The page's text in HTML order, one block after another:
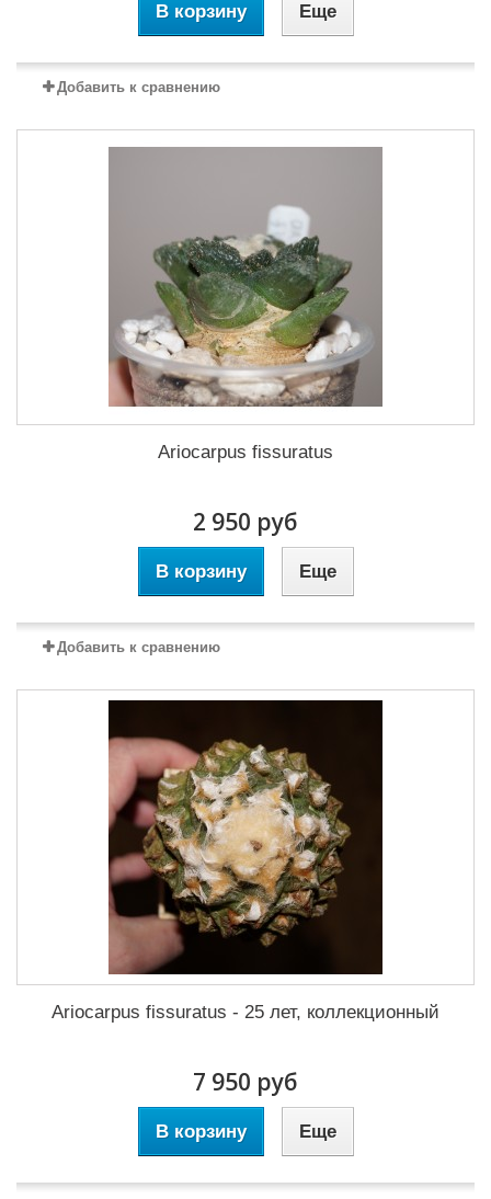
В корзину Еще
Добавить к сравнению
Ariocarpus fissuratus
2 950 руб
В корзину Еще
Добавить к сравнению
Ariocarpus fissuratus - 25 лет, коллекционный
7 950 руб
В корзину Еще